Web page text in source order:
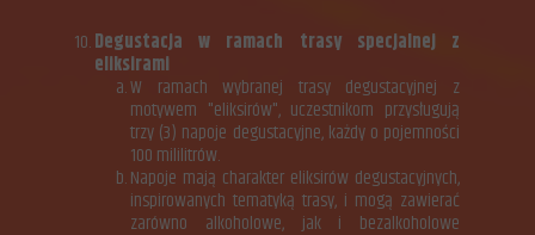
Degustacja w ramach trasy specjalnej z
eliksirami
W ramach wybranej trasy degustacyjnej z
motywem "eliksirów", uczestnikom przysługują
trzy (3) napoje degustacyjne, każdy o pojemności
100 mililitrów.
Napoje mają charakter eliksirów degustacyjnych,
inspirowanych tematyką trasy, i mogą zawierać
zarówno alkoholowe, jak i bezalkoholowe